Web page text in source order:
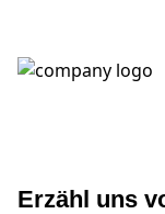
Erzähl uns